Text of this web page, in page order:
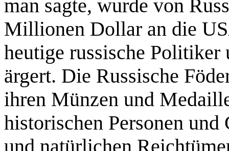
man sagte, wurde von
Millionen Dollar an die
heutige russische
ärgert. Die Russische
ihren Münzen und
historischen Personen
und natürlichen